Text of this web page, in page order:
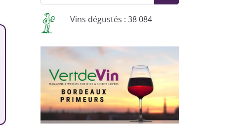
Vins dégustés : 38 084